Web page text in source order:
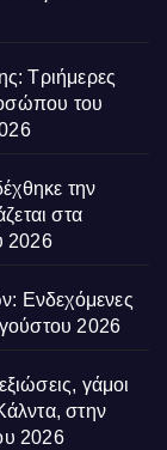
Τριήμερες
του
την
στα
2026
Ενδεχόμενες
2026
γάμοι
στην
2026